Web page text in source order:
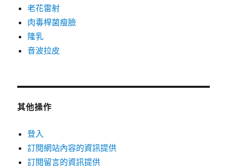
老花雷射
肉毒桿菌瘦臉
隆乳
音波拉皮
其他操作
登入
訂閱網站內容的資訊提供
訂閱留言的資訊提供